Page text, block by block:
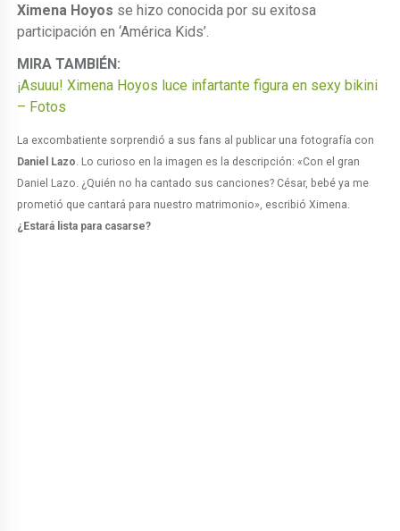
Ximena Hoyos se hizo conocida por su exitosa
participación en ‘América Kids’.
MIRA TAMBIÉN:
¡Asuuu! Ximena Hoyos luce infartante figura en sexy bikini
– Fotos
La excombatiente sorprendió a sus fans al publicar una fotografía con
Daniel Lazo . Lo curioso en la imagen es la descripción: «Con el gran
Daniel Lazo. ¿Quién no ha cantado sus canciones? César, bebé ya me
prometió que cantará para nuestro matrimonio», escribió Ximena.
¿Estará lista para casarse?